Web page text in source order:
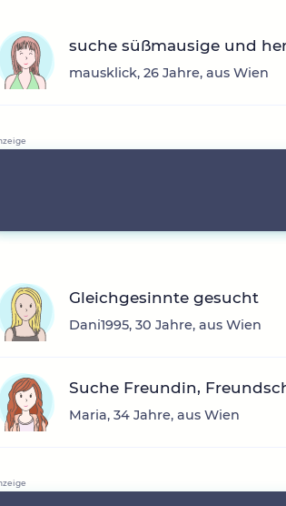
suche süßmausige und
mausklick, 26 Jahre, aus Wien
Gleichgesinnte gesucht
Dani1995, 30 Jahre, aus Wien
Suche Freundin,
Maria, 34 Jahre, aus Wien